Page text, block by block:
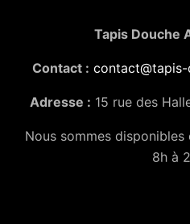
Tapis Douche
Contact :
Adresse : 15 rue des
Nous sommes
8h à